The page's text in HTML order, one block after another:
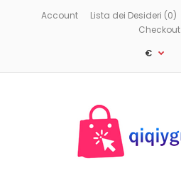
Account Lista dei Desideri (0)
Checkout
€